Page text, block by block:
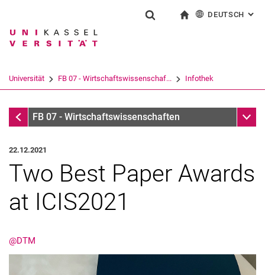
Springe direkt zu: Inhalt
Springe direkt zu: Suche
Springe direkt zu:
Suchbegriff
Suchen (öffnet externen Link in einem
DEUTSCH :
Universität FB 07 - Wirtschaftswissenschaf... Infothek
InfothekFB 07 - Wirtschaftswissenschaften
22.12.2021
Two Best Paper Awards
at ICIS2021
@DTM